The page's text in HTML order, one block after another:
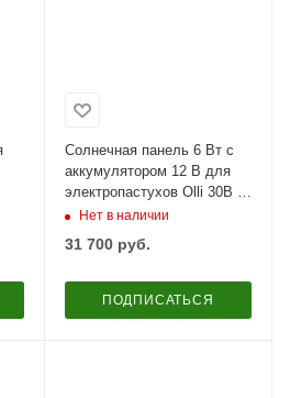
Солнечная панель 6 Вт с
аккумулятором 12 В для
электропастухов Olli 30B и
70BНет в наличии
31 700руб.
ПОДПИСАТЬСЯ